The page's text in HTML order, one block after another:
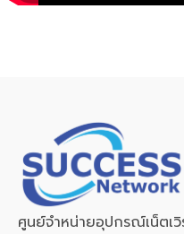
ศูนย์จำหน่ายอุปกรณ์เน็ตเ